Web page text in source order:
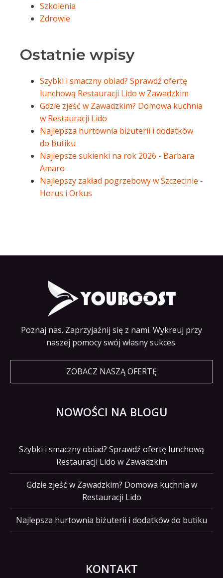
Szkolenia
Zdrowie
Ostatnie wpisy
Szybki i smaczny obiad? Sprawdź ofertę
lunchową Restauracji Lido w Zawadzkim
Gdzie zjeść w Zawadzkim? Domowa kuchnia
w Restauracji Lido
Najlepsza hurtownia biżuterii i dodatków
do butiku
Najlepsze sukienki na rok 2026 - Barbara
Amaro
Najlepszy zakład pogrzebowy w Szczecinie -
Horus i Orkus
Poznaj nas. Zaprzyjaźnij się z nami. Wykreuj przy
naszej pomocy swój własny sukces.
ZOBACZ NASZĄ OFERTĘ
NOWOŚCI NA BLOGU
Szybki i smaczny obiad? Sprawdź ofertę lunchową
Restauracji Lido w Zawadzkim
Gdzie zjeść w Zawadzkim? Domowa kuchnia w
Restauracji Lido
Najlepsza hurtownia biżuterii i dodatków do butiku
KONTAKT